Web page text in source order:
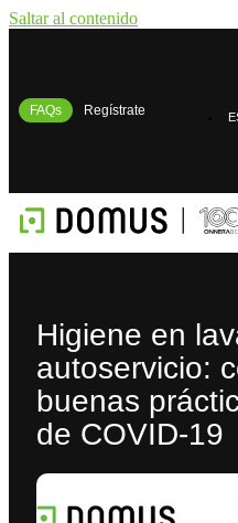
Saltar al contenido
FAQs Regístrate
Higiene en
autoservicio:
buenas
de COVID-19